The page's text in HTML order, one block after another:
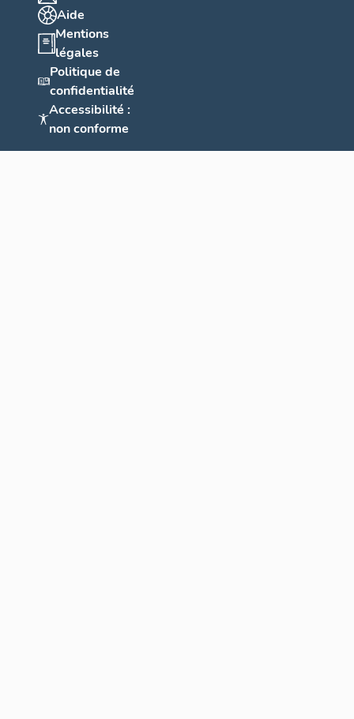
Aide
Mentions
légales
Politique de
confidentialité
Accessibilité :
non conforme